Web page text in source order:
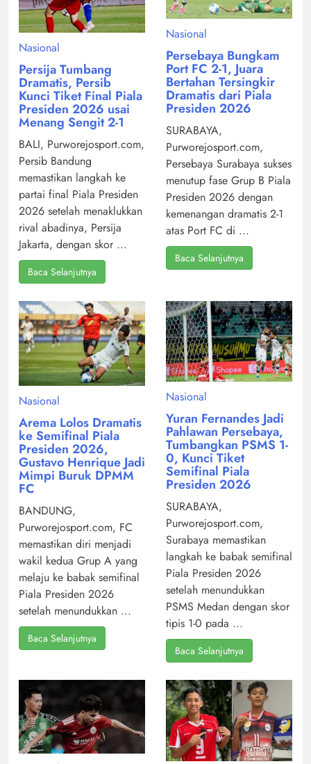
Nasional
Persija Tumbang
Dramatis, Persib
Kunci Tiket Final Piala
Presiden 2026 usai
Menang Sengit 2-1
BALI, Purworejosport.com,
Persib Bandung
memastikan langkah ke
partai final Piala Presiden
2026 setelah menaklukkan
rival abadinya, Persija
Jakarta, dengan skor ...
Baca Selanjutnya
Nasional
Persebaya Bungkam
Port FC 2-1, Juara
Bertahan Tersingkir
Dramatis dari Piala
Presiden 2026
SURABAYA,
Purworejosport.com,
Persebaya Surabaya sukses
menutup fase Grup B Piala
Presiden 2026 dengan
kemenangan dramatis 2-1
atas Port FC di ...
Baca Selanjutnya
Nasional
Arema Lolos Dramatis
ke Semifinal Piala
Presiden 2026,
Gustavo Henrique Jadi
Mimpi Buruk DPMM
FC
BANDUNG,
Purworejosport.com, FC
memastikan diri menjadi
wakil kedua Grup A yang
melaju ke babak semifinal
Piala Presiden 2026
setelah menundukkan ...
Baca Selanjutnya
Nasional
Yuran Fernandes Jadi
Pahlawan Persebaya,
Tumbangkan PSMS 1-
0, Kunci Tiket
Semifinal Piala
Presiden 2026
SURABAYA,
Purworejosport.com,
Surabaya memastikan
langkah ke babak semifinal
Piala Presiden 2026
setelah menundukkan
PSMS Medan dengan skor
tipis 1-0 pada ...
Baca Selanjutnya